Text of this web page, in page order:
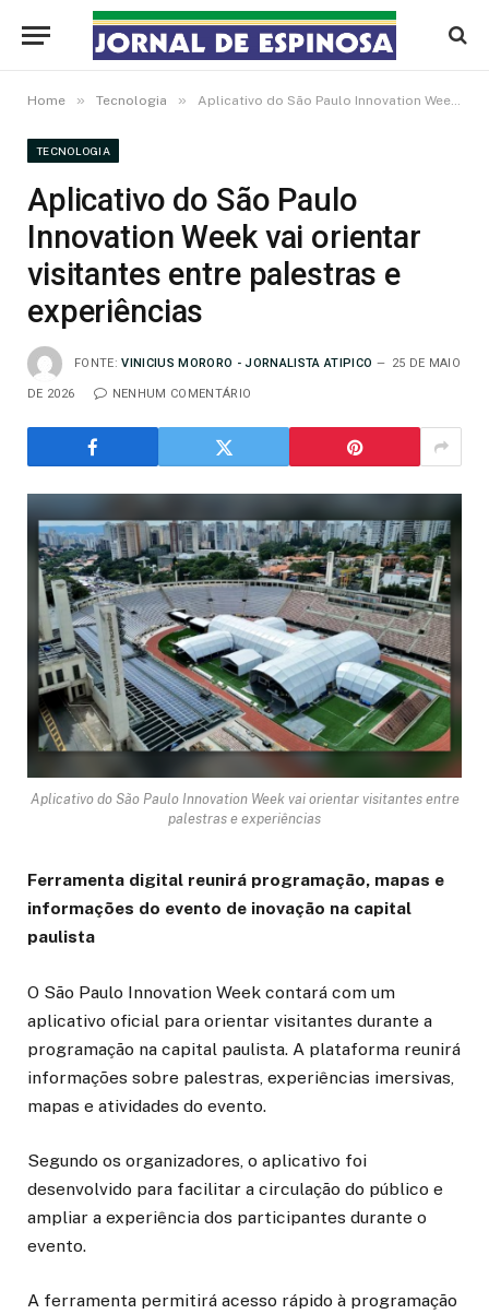
Home » Tecnologia » Aplicativo do São Paulo Innovation Week vai orientar visitantes entre palestras e experiências
TECNOLOGIA
Aplicativo do São Paulo
Innovation Week vai orientar
visitantes entre palestras e
experiências
FONTE: VINICIUS MORORO - JORNALISTA ATIPICO 25 DE MAIO
DE 2026 NENHUM COMENTÁRIO
Aplicativo do São Paulo Innovation Week vai orientar visitantes entre
palestras e experiências
Ferramenta digital reunirá programação, mapas e
informações do evento de inovação na capital
paulista
O São Paulo Innovation Week contará com um
aplicativo oficial para orientar visitantes durante a
programação na capital paulista. A plataforma reunirá
informações sobre palestras, experiências imersivas,
mapas e atividades do evento.
Segundo os organizadores, o aplicativo foi
desenvolvido para facilitar a circulação do público e
ampliar a experiência dos participantes durante o
evento.
A ferramenta permitirá acesso rápido à programação